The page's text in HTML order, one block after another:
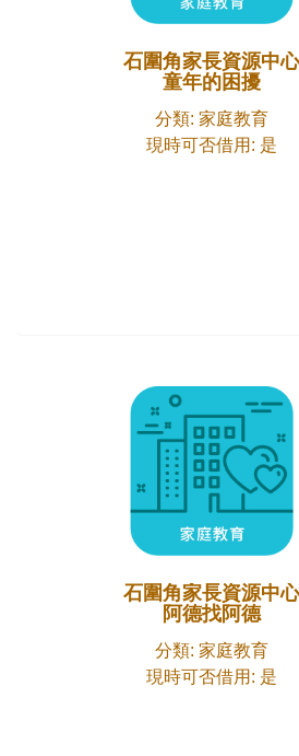
石圍角家長資源中心
童年的困擾
分類: 家庭教育
現時可否借用: 是
石圍角家長資源中心
阿德找阿德
分類: 家庭教育
現時可否借用: 是